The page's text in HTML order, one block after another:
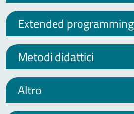
Extended programming
Metodi didattici
Altro